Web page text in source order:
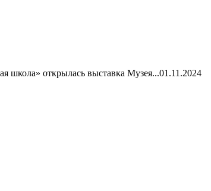
школа» открылась выставка Музея...01.11.2024